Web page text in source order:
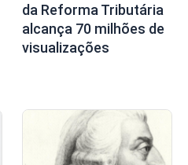
da Reforma Tributária
alcança 70 milhões de
visualizações